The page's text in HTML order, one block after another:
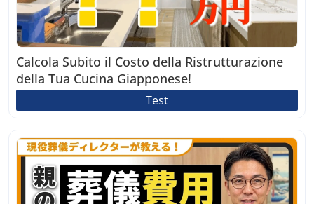
Calcola Subito il Costo della Ristrutturazione
della Tua Cucina Giapponese!
Test